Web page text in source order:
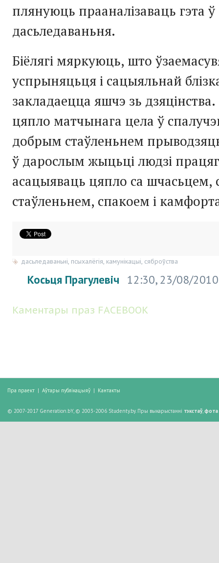
плянуюць прааналізаваць гэта
дасьледаваньня.
Біёлягі мяркуюць, што
успрыняцьця і сацыяльнай
закладаецца яшчэ зь дзяцінства.
цяпло матчынага цела ў
добрым стаўленьнем
ў дарослым жыцьці людзі
асацыяваць цяпло са шчасьцем,
стаўленьнем, спакоем і
дасьледаваньні псыхалёгія камунікацыі сяброўства
Косьця Прагулевіч 12:30, 23/08/2010
Каментары праз FACEBOOK
Пра праект | Аўтары публікацыяў | Кантакты
© 2007-2017 Generation.bY, © 2003-2006 Studenty.by. Пры выкарыстанні тэкстаў, фота